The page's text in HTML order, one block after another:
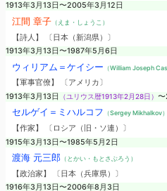
1913年3月13日〜2005年3月12日
江間 章子（えま・しょうこ）
【詩人】 〔日本（新潟県）〕
1913年3月13日〜1987年5月6日
ウィリアム＝ケイシー （William Joseph
【軍事官僚】 〔アメリカ〕
1913年3月13日
（ユリウス暦1913年2月28日）
セルゲイ＝ミハルコフ （Sergey Mikhalkov）
【作家】 〔ロシア（旧・ソ連）〕
1915年3月13日〜1985年5月2日
渡海 元三郎（とかい・もとさぶろう）
【政治家】 〔日本（兵庫県）〕
1916年3月13日〜2006年8月3日